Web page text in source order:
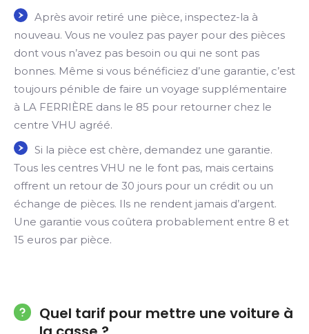
Après avoir retiré une pièce, inspectez-la à
nouveau. Vous ne voulez pas payer pour des pièces
dont vous n’avez pas besoin ou qui ne sont pas
bonnes. Même si vous bénéficiez d’une garantie, c’est
toujours pénible de faire un voyage supplémentaire
à LA FERRIÈRE dans le 85 pour retourner chez le
centre VHU agréé.
Si la pièce est chère, demandez une garantie.
Tous les centres VHU ne le font pas, mais certains
offrent un retour de 30 jours pour un crédit ou un
échange de pièces. Ils ne rendent jamais d’argent.
Une garantie vous coûtera probablement entre 8 et
15 euros par pièce.
Quel tarif pour mettre une voiture à